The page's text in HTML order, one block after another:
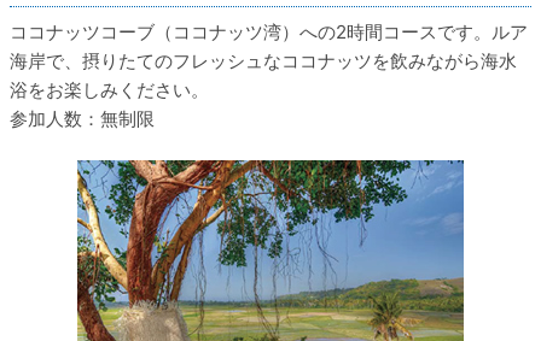
ココナッツコーブ（ココナッツ湾）への2時間コースです。ルア
海岸で、摂りたてのフレッシュなココナッツを飲みながら海水
浴をお楽しみください。
参加人数：無制限